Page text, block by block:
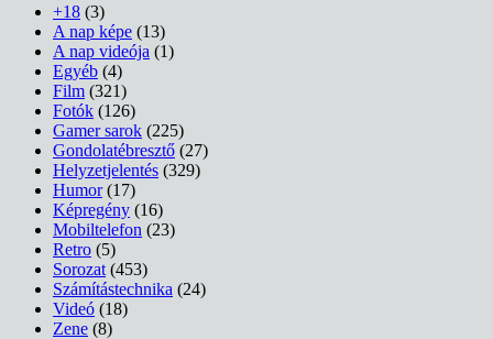
+18 (3)
A nap képe (13)
A nap videója (1)
Egyéb (4)
Film (321)
Fotók (126)
Gamer sarok (225)
Gondolatébresztő (27)
Helyzetjelentés (329)
Humor(17)
Képregény (16)
Mobiltelefon (23)
Retro (5)
Sorozat (453)
Számítástechnika (24)
Videó (18)
Zene (8)